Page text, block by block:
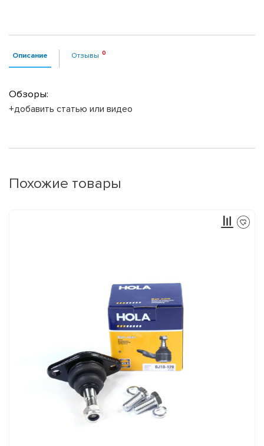
Описание Отзывы
Обзоры:
+добавить статью или видео
Похожие товары